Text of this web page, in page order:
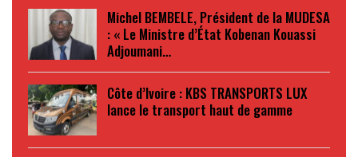
Michel BEMBELE, Président de la MUDESA
: « Le Ministre d’État Kobenan Kouassi
Adjoumani…
Côte d’Ivoire : KBS TRANSPORTS LUX
lance le transport haut de gamme